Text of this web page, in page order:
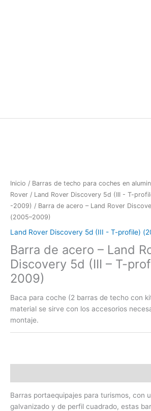
Inicio / Barras de techo para coches en
Rover / Land Rover Discovery 5d (III - T-
-2009) / Barra de acero – Land Rover
(2005–2009)
Land Rover Discovery 5d (III - T-profile)
Barra de acero – Land
Discovery 5d (III – T-
2009)
Baca para coche (2 barras de techo con
material se sirve con los accesorios
montaje.
Barras portaequipajes para turismos, con
galvanizado y de perfil cuadrado, estas